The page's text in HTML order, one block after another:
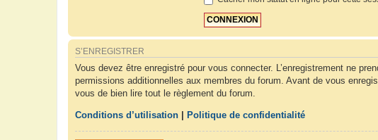
S’ENREGISTRER
Vous devez être enregistré pour vous connecter. L’enregistrement ne
permissions additionnelles aux membres du forum. Avant de vous
vous de bien lire tout le règlement du forum.
Conditions d’utilisation Politique de confidentialité